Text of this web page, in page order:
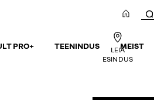
LEIA
ESINDUS
PRO+ TEENINDUS MEIST